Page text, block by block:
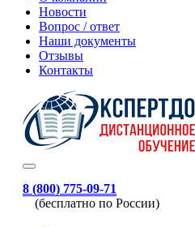
Новости
Вопрос / ответ
Наши документы
Отзывы
Контакты
8 (800) 775-09-71
(бесплатно по России)